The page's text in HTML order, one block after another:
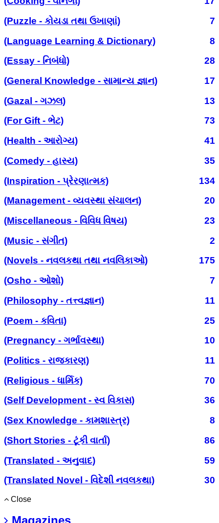
(Puzzle - કોયડા તથા ઉખાણાં)
7
(Language Learning & Dictionary)
8
(Essay - નિબંધો)
28
(General Knowledge - સામાન્ય જ્ઞાન)
17
(Gazal - ગઝલ)
13
(For Gift - ભેટ)
73
(Health - આરોગ્ય)
41
(Comedy - હાસ્ય)
35
(Inspiration - પ્રેરણાત્મક)
134
(Management - વ્યવસ્થા સંચાલન)
20
(Miscellaneous - વિવિધ વિષય)
23
(Music - સંગીત)
2
(Novels - નવલકથા તથા નવલિકાઓ)
175
(Osho - ઓશો)
7
(Philosophy - તત્ત્વજ્ઞાન)
11
(Poem - કવિતા)
25
(Pregnancy - ગર્ભાવસ્થા)
10
(Politics - રાજકારણ)
11
(Religious - ધાર્મિક)
70
(Self Development - સ્વ વિકાસ)
36
(Sex Knowledge - કામશાસ્ત્ર)
8
(Short Stories - ટૂંકી વાર્તા)
86
(Translated - અનુવાદ)
59
(Translated Novel - વિદેશી નવલકથા)
30
Close
Magazines